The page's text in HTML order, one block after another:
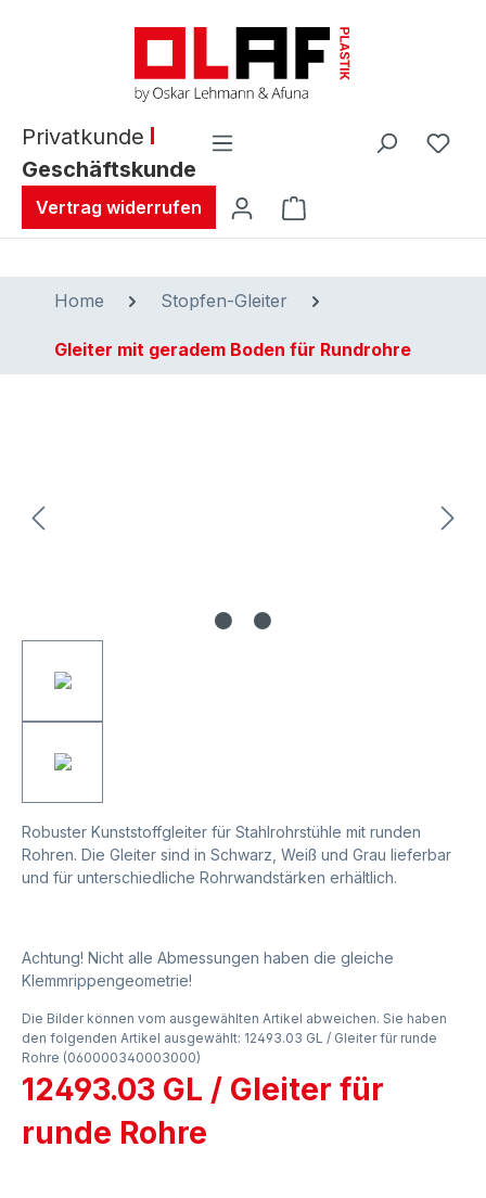
Privatkunde
Geschäftskunde
Vertrag widerrufen Warenkorb enthält
Home Stopfen-Gleiter
Gleiter mit geradem Boden für Rundrohre
Robuster Kunststoffgleiter für Stahlrohrstühle mit runden
Rohren. Die Gleiter sind in Schwarz, Weiß und Grau lieferbar
und für unterschiedliche Rohrwandstärken erhältlich.
Achtung! Nicht alle Abmessungen haben die gleiche
Klemmrippengeometrie!
Die Bilder können vom ausgewählten Artikel abweichen. Sie haben
den folgenden Artikel ausgewählt: 12493.03 GL / Gleiter für runde
Rohre (060000340003000)
12493.03 GL / Gleiter für
runde Rohre